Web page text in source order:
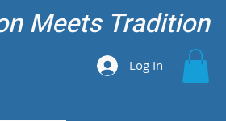
Meets Tradition
Log In